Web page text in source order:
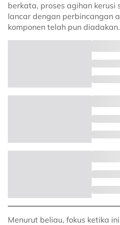
berkata, proses agihan kerusi
lancar dengan perbincangan
komponen telah pun diadakan.
Menurut beliau, fokus ketika